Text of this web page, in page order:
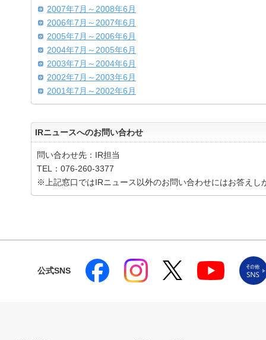
2007年7月～2008年6月
2006年7月～2007年6月
2005年7月～2006年6月
2004年7月～2005年6月
2003年7月～2004年6月
2002年7月～2003年6月
2001年7月～2002年6月
IRニュースへのお問い合わせ
問い合わせ先：IR担当
TEL：076-260-3377
※上記窓口ではIRニュース以外のお問い合わせにはお答えし
公式SNS